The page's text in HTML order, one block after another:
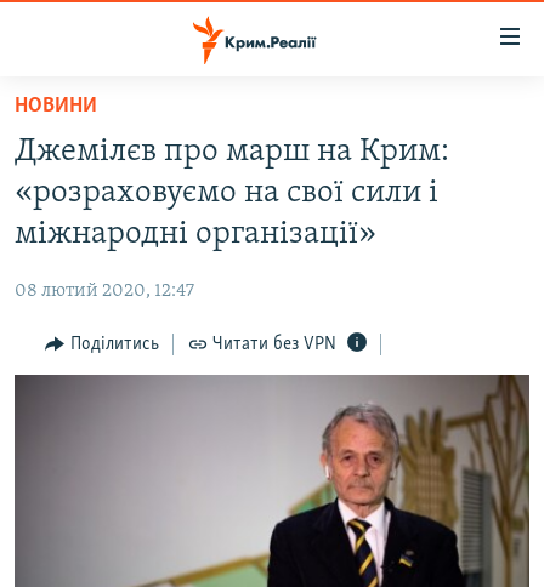
Перейти
основного
матеріалу
Перейти
до
основної
Перейти
до
ВОДА.КРИМ
ВІДЕО ТА ФОТО
БЛОГИ
ПОГЛЯД
ВІДЕОУРОКИ «ELIFBE»
НОВИНИ
Джемілєв про марш на Крим:
«розраховуємо на свої сили і
міжнародні організації»
08 лютий 2020, 12:47
Поділитись Читати без VPN